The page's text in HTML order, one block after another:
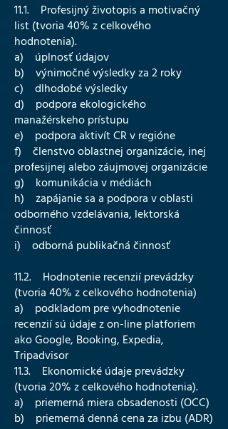
11.1. Profesijný životopis a motivačný
list (tvoria 40% z celkového
hodnotenia).
a) úplnosť údajov
b) výnimočné výsledky za 2 roky
c) dlhodobé výsledky
d) podpora ekologického
manažérskeho prístupu
e) podpora aktivít CR v regióne
f) členstvo oblastnej organizácie, inej
profesijnej alebo záujmovej organizácie
g) komunikácia v médiách
h) zapájanie sa a podpora v oblasti
odborného vzdelávania, lektorská
činnosť
i) odborná publikačná činnosť
11.2. Hodnotenie recenzií prevádzky
(tvoria 40% z celkového hodnotenia)
a) podkladom pre vyhodnotenie
recenzií sú údaje z on-line platforiem
ako Google, Booking, Expedia,
Tripadvisor
11.3. Ekonomické údaje prevádzky
(tvoria 20% z celkového hodnotenia).
a) priemerná miera obsadenosti (OCC)
b) priemerná denná cena za izbu (ADR)